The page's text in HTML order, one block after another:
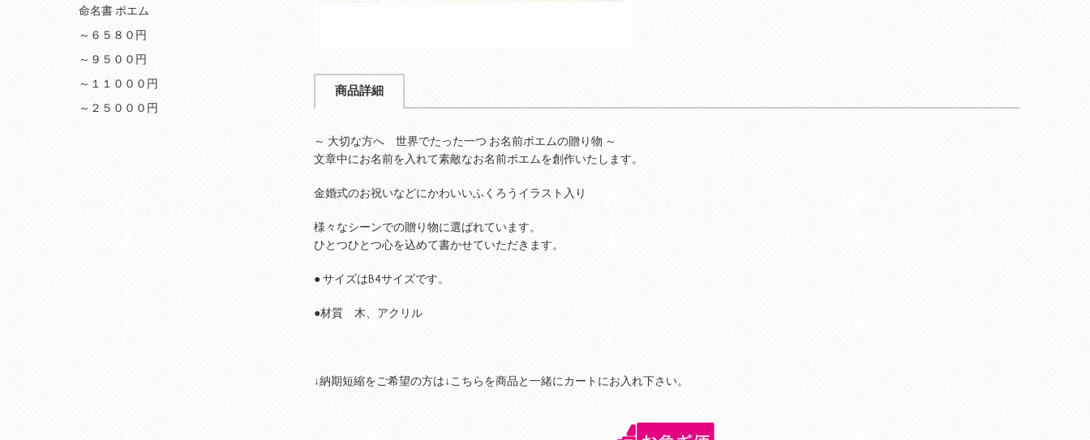
商品詳細
～ 大切な方へ 世界でたった一つ お名前ポエムの贈り物 ～
文章中にお名前を入れて素敵なお名前ポエムを創作いたします。
金婚式のお祝いなどにかわいいふくろうイラスト入り
様々なシーンでの贈り物に選ばれています。
ひとつひとつ心を込めて書かせていただきます。
● サイズはB4サイズです。
●材質 木、アクリル
↓納期短縮をご希望の方は↓こちらを商品と一緒にカートにお入れ下さい。
命名書 ポエム
～６５８０円
～９５００円
～１１０００円
～２５０００円